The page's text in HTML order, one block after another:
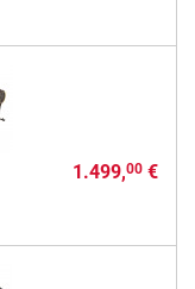
1.499,00€